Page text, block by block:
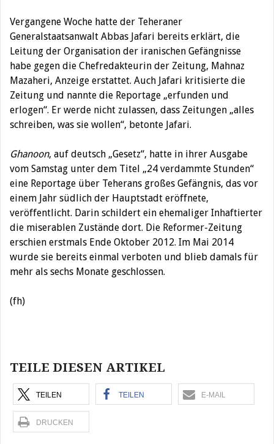
Vergangene Woche hatte der Teheraner
Generalstaatsanwalt Abbas Jafari bereits erklärt, die
Leitung der Organisation der iranischen Gefängnisse
habe gegen die Chefredakteurin der Zeitung, Mahnaz
Mazaheri, Anzeige erstattet. Auch Jafari kritisierte die
Zeitung und nannte die Reportage „erfunden und
erlogen“. Er werde nicht zulassen, dass Zeitungen „alles
schreiben, was sie wollen“, betonte Jafari.
Ghanoon, auf deutsch „Gesetz“, hatte in ihrer Ausgabe
vom Samstag unter dem Titel „24 verdammte Stunden“
eine Reportage über Teherans großes Gefängnis, das vor
einem Jahr südlich der Hauptstadt eröffnete,
veröffentlicht. Darin schildert ein ehemaliger Inhaftierter
die miserablen Zustände dort. Die Reformer-Zeitung
erschien erstmals Ende Oktober 2012. Im Mai 2014
wurde sie bereits einmal verboten und blieb damals für
mehr als sechs Monate geschlossen.
(fh)
TEILE DIESEN ARTIKEL
TEILEN TEILEN E-MAIL
DRUCKEN